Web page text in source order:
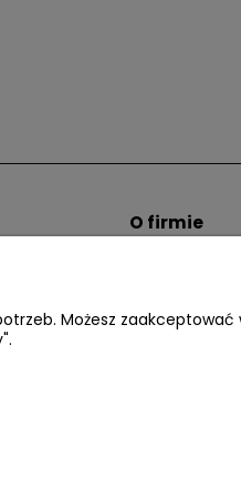
O firmie
dacter.pl
Możesz zaakceptować